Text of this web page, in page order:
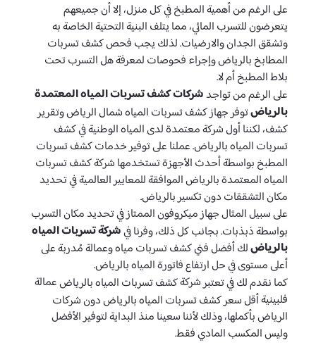
على الرغم من أهمية المطبخ في كل منزل، إلا أن جميعهم
يتعرضون للتسرب المائي، مما يتلف البنية التحتية الخاصة به
وتشقق الجدان والارضيات. لذلك يجب فحص كشف تسربات
المطابخ بالرياض وإجراء فحوصات لمعرفة هل التسرب تحت
بلاط المطبخ أم لا.
على الرغم من تواجدشركات كشف تسربات المياه المعتمدة
بالرياضتوفر جهاز كشف تسربات المياه شمال الرياض وتقرير
كشف، لكننا أول شركة معتمدة لدى المياه الوطنية في كشف
تسربات المياه بالرياض. عملنا على توفير خدمات كشف تسربات
المطبخ بواسطة أحدث الأجهزة تستخدمها شركة كشف تسربات
المياه المعتمدة بالرياض الموافقة للمعايير العالمية في تحديد
مكان التشققات دون تكسير بالرياض.
على سبيل المثال جهاز ميكروفون الممتاز في تحديد مكان التسرب
بواسطة ذبذبات. بجانب كل ذلك، وفرنا فيشركة تسربات المياه
بالرياضلك أفضل فني كشف تسربات مياه وعمالة مُدربة على
أعلى مستوى في حل ارتفاع فاتورة المياه بالرياض.
كما نقدم لك في تعتبرشركةكشف تسربات المياه بالرياضعمالة
فلبينيةأقل سعر كشف تسربات المياه بالرياض دون شركات
الرياض بأكملها، وذلك لأننا سعينا منذ البداية لتوفير الأفضل
وليس المكسب المادي فقط.